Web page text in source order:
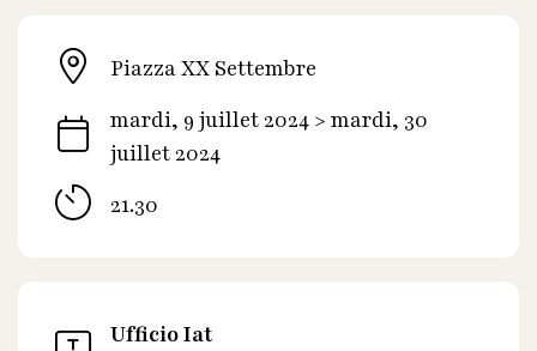
Piazza XX Settembre
mardi, 9 juillet 2024 > mardi, 30
juillet 2024
21.30
Ufficio Iat